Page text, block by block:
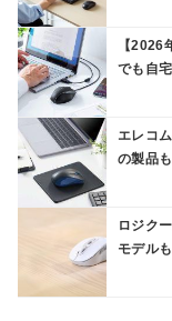
【2026
でも自
エレコ
の製品
ロジク
モデル